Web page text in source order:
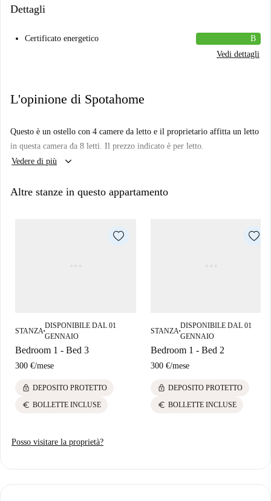
Dettagli
Certificato energetico
B
Vedi dettagli
L'opinione di Spotahome
Questo è un ostello con 4 camere da letto e il proprietario affitta un letto
in questa camera da 8 letti. Il prezzo indicato è per letto.
Vedere di più
keyboard_arrow_down
Altre stanze in questo appartamento
STANZA ■
DISPONIBILE DAL 01
GENNAIO
Bedroom 1 - Bed 3
300 €/mese
lock DEPOSITO PROTETTO
euro BOLLETTE INCLUSE
STANZA ■
DISPONIBILE DAL 01
GENNAIO
Bedroom 1 - Bed 2
300 €/mese
lock DEPOSITO PROTETTO
euro BOLLETTE INCLUSE
Posso visitare la proprietà?